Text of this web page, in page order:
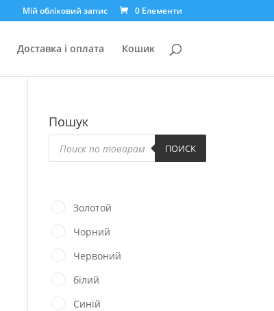
Мій обліковий запис 0 Елементи
Доставка і оплата Кошик
Пошук
Пошук
товарів ПОИСК
Золотой
Чорний
Червоний
білий
Синій